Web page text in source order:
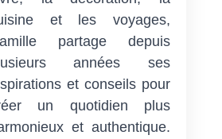
et les voyages,
partage depuis
années ses
et conseils pour
un quotidien plus
et authentique.